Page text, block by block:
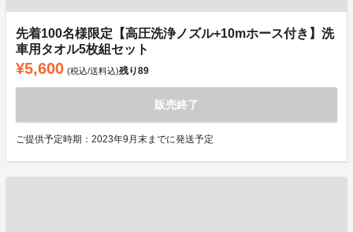
先着100名様限定【高圧洗浄ノズル+10mホース付き】洗
車用タオル5枚組セット
¥5,600 (税込/送料込)残り89
販売終了
ご提供予定時期：2023年9月末までに発送予定